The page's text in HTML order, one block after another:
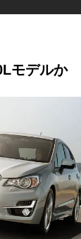
モデルか